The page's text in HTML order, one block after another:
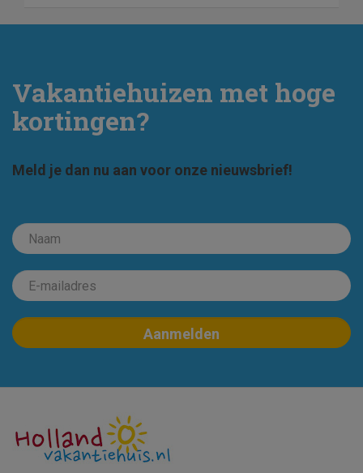
Vakantiehuizen met hoge
kortingen?
Meld je dan nu aan voor onze nieuwsbrief!